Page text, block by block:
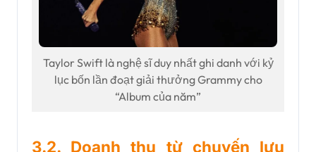
Taylor Swift là nghệ sĩ duy nhất ghi danh với kỷ
lục bốn lần đoạt giải thưởng Grammy cho
“Album của năm”
3.2. Doanh thu từ chuyến lưu